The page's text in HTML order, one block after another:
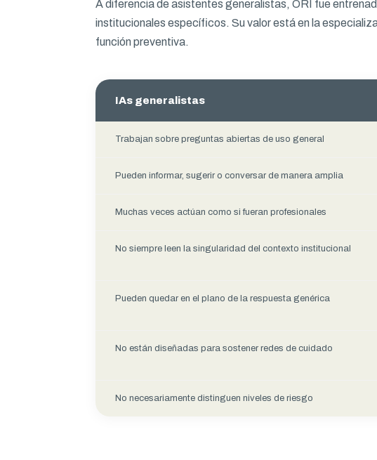
A diferencia de asistentes generalistas, ORI fue
institucionales específicos. Su valor está en la
función preventiva.
IAs generalistas
Trabajan sobre preguntas abiertas de uso general
Pueden informar, sugerir o conversar de manera amplia
Muchas veces actúan como si fueran profesionales
No siempre leen la singularidad del contexto institucional
Pueden quedar en el plano de la respuesta genérica
No están diseñadas para sostener redes de cuidado
No necesariamente distinguen niveles de riesgo